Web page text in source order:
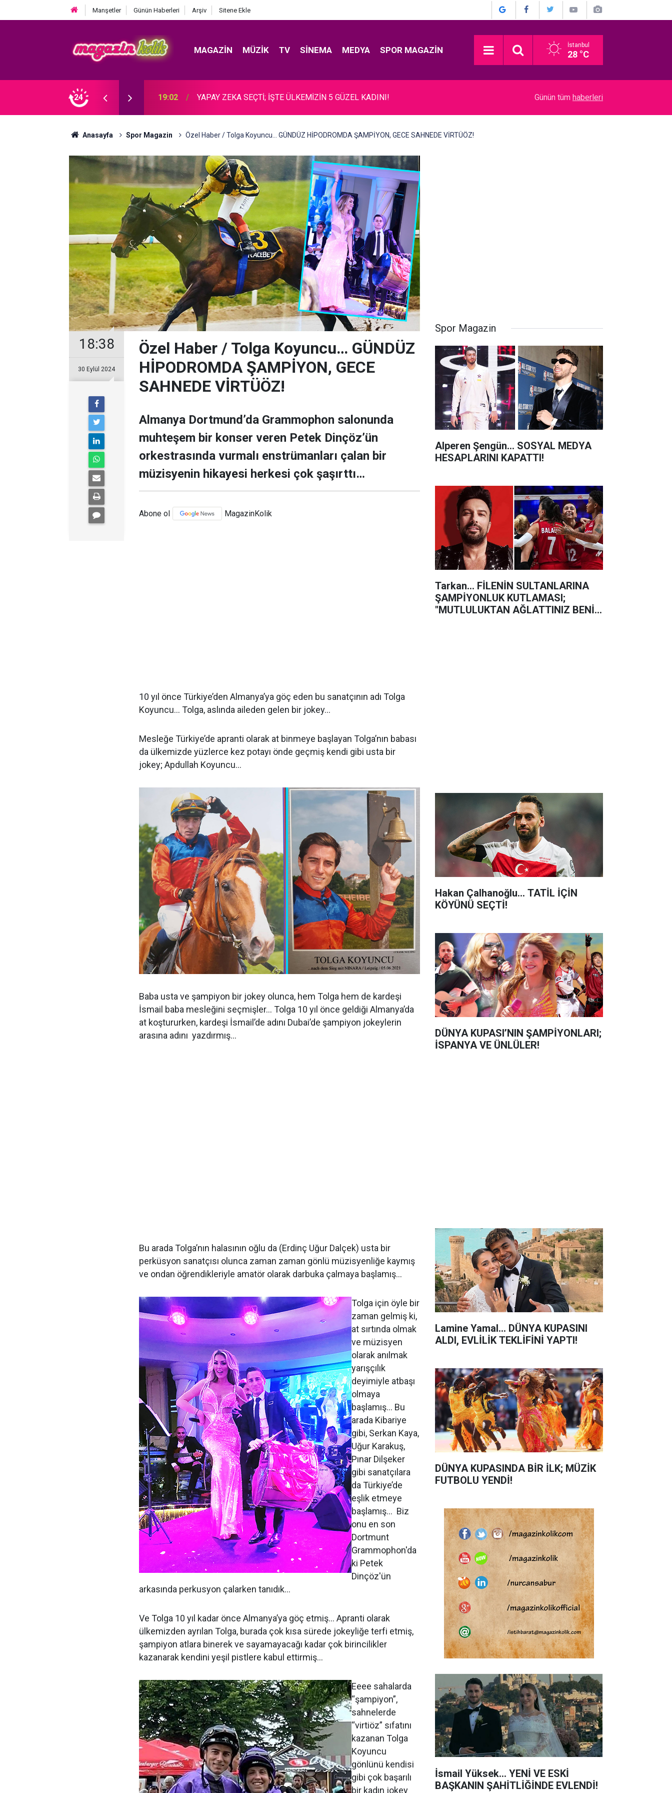
Manşetler Günün Haberleri Arşiv Sitene Ekle
MAGAZIN MÜZIK TV SINEMA MEDYA SPOR MAGAZIN İstanbul
28 °C
24
5 GÜZEL KADINI! 16:00
Ebru Gündeş... SON HALİNİ PAYLAŞTI; YANIK TENİ VE YÜZ HATLARI DİKKAT
ÇEKTİ!
Mustafa Sandal... MEYDAN OKUDU;
Günün tüm haberleri
Anasayfa Spor Magazin Özel Haber / Tolga Koyuncu… GÜNDÜZ HİPODROMDA ŞAMPİYON, GECE SAHNEDE VİRTÜÖZ!
18:38
30 Eylül 2024
Özel Haber / Tolga Koyuncu… GÜNDÜZ
HİPODROMDA ŞAMPİYON, GECE
SAHNEDE VİRTÜÖZ!
Almanya Dortmund’da Grammophon salonunda
muhteşem bir konser veren Petek Dinçöz’ün
orkestrasında vurmalı enstrümanları çalan bir
müzisyenin hikayesi herkesi çok şaşırttı…
Abone ol MagazinKolik
10 yıl önce Türkiye’den Almanya’ya göç eden bu sanatçının adı Tolga
Koyuncu… Tolga, aslında aileden gelen bir jokey…
Mesleğe Türkiye’de apranti olarak at binmeye başlayan Tolga’nın babası
da ülkemizde yüzlerce kez potayı önde geçmiş kendi gibi usta bir
jokey; Apdullah Koyuncu…
Baba usta ve şampiyon bir jokey olunca, hem Tolga hem de kardeşi
İsmail baba mesleğini seçmişler… Tolga 10 yıl önce geldiği Almanya’da
at koştururken, kardeşi İsmail’de adını Dubai’de şampiyon jokeylerin
arasına adını yazdırmış…
Bu arada Tolga’nın halasının oğlu da (Erdinç Uğur Dalçek) usta bir
perküsyon sanatçısı olunca zaman zaman gönlü müzisyenliğe kaymış
ve ondan öğrendikleriyle amatör olarak darbuka çalmaya başlamış…
Tolga için öyle bir
zaman gelmiş ki,
at sırtında olmak
ve müzisyen
olarak anılmak
yarışçılık
deyimiyle atbaşı
olmaya
başlamış… Bu
arada Kibariye
gibi, Serkan Kaya,
Uğur Karakuş,
Pınar Dilşeker
gibi sanatçılara
da Türkiye’de
eşlik etmeye
başlamış… Biz
onu en son
Dortmunt
Grammophon'da
ki Petek
Dinçöz'ün
arkasında perkusyon çalarken tanıdık...
Ve Tolga 10 yıl kadar önce Almanya’ya göç etmiş… Apranti olarak
ülkemizden ayrılan Tolga, burada çok kısa sürede jokeyliğe terfi etmiş,
şampiyon atlara binerek ve sayamayacağı kadar çok birincilikler
kazanarak kendini yeşil pistlere kabul ettirmiş…
Eeee sahalarda
“şampiyon”,
sahnelerde
“virtiöz” sıfatını
kazanan Tolga
Koyuncu
gönlünü kendisi
gibi çok başarılı
bir kadın jokey
Spor Magazin
Alperen Şengün... SOSYAL MEDYA
HESAPLARINI KAPATTI!
Tarkan... FİLENİN SULTANLARINA
ŞAMPİYONLUK KUTLAMASI;
"MUTLULUKTAN AĞLATTINIZ BENİ
Hakan Çalhanoğlu... TATİL İÇİN
KÖYÜNÜ SEÇTİ!
DÜNYA KUPASI’NIN ŞAMPİYONLARI;
İSPANYA VE ÜNLÜLER!
Lamine Yamal... DÜNYA KUPASINI
ALDI, EVLİLİK TEKLİFİNİ YAPTI!
DÜNYA KUPASINDA BİR İLK; MÜZİK
FUTBOLU YENDİ!
İsmail Yüksek... YENİ VE ESKİ
BAŞKANIN ŞAHİTLİĞİNDE EVLENDİ!